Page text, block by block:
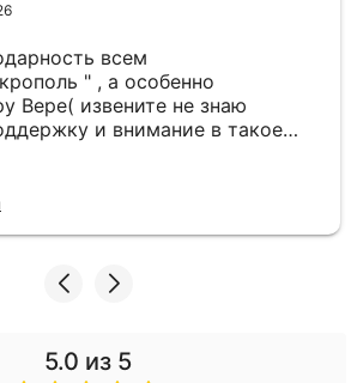
всем
" , а особенно
Вере( извените не знаю
и внимание в такое
оформление, чёткость
и доброту!!! СПАСИБО
5.0 из 5